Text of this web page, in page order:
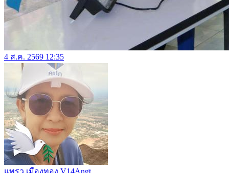
4 ส.ค. 2569 12:35